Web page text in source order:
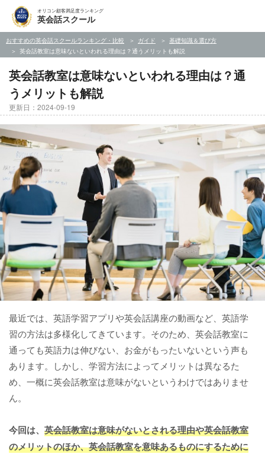
オリコン顧客満足度ランキング
英会話スクール
おすすめの英会話スクールランキング・比較 ガイド
基礎知識＆選び方
英会話教室は意味ないといわれる理由は？通うメリットも解説
英会話教室は意味ないといわれる理由は？通
うメリットも解説
更新日：2024-09-19
最近では、英語学習アプリや英会話講座の動画など、英語学
習の方法は多様化してきています。そのため、英会話教室に
通っても英語力は伸びない、お金がもったいないという声も
あります。しかし、学習方法によってメリットは異なるた
め、一概に英会話教室は意味がないというわけではありませ
ん。
今回は、 英会話教室は意味がないとされる理由や英会話教室
のメリットのほか、英会話教室を意味あるものにするために